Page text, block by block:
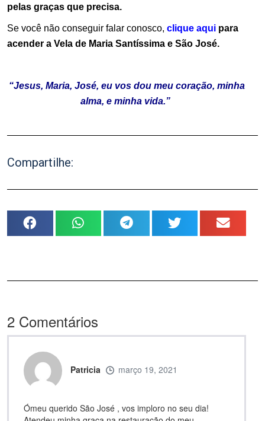
pelas graças que precisa.
Se você não conseguir falar conosco, clique aqui para
acender a Vela de Maria Santíssima e São José.
“Jesus, Maria, José, eu vos dou meu coração, minha
alma, e minha vida.”
Compartilhe:
2 Comentários
Patricia março 19, 2021
Ómeu querido São José , vos imploro no seu dia!